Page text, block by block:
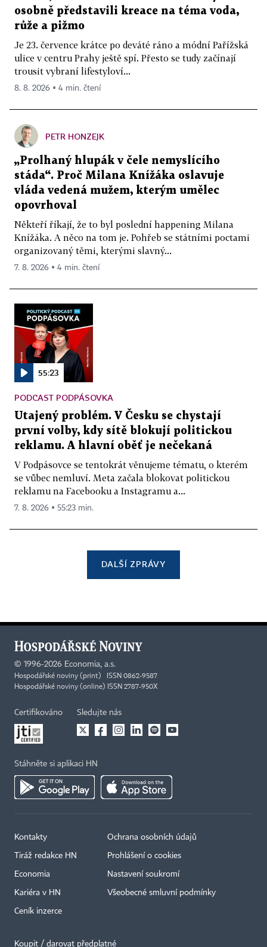
osobně představili kreace na téma voda,
růže a pižmo
Je 23. července krátce po deváté ráno a módní Pařížská
ulice v centru Prahy ještě spí. Přesto se tudy začínají
trousit vybraní lifestyloví...
8. 8. 2026 ▪ 4 min. čtení
PETR HONZEJK
„Prolhaný hlupák v čele nemyslícího
stáda“. Proč Milana Knížáka oslavuje
vláda vedená mužem, kterým umělec
opovrhoval
Někteří říkají, že to byl poslední happening Milana
Knížáka. A něco na tom je. Pohřeb se státními poctami
organizovaný těmi, kterými slavný...
7. 8. 2026 ▪ 4 min. čtení
55:23
PODCAST PODPÁSOVKA
Utajený problém. V Česku se chystají
první volby, kdy sítě blokují politickou
reklamu. A hlavní oběť je nečekaná
V Podpásovce se tentokrát věnujeme tématu, o kterém
se vůbec nemluví. Meta začala blokovat politickou
reklamu na Facebooku a Instagramu a...
7. 8. 2026 ▪ 55:23 min.
DALŠÍ ZPRÁVY
© 1996-2026 Economia, a.s.
Hospodářské noviny (print) ISSN 0862-9587
Hospodářské noviny (online) ISSN 2787-950X
Certifikováno Sledujte nás
Stáhněte si aplikaci HN
Kontakty
Tiráž redakce HN
Economia
Kariéra v HN
Ceník inzerce
Ochrana osobních údajů
Prohlášení o cookies
Nastavení soukromí
Všeobecné smluvní podmínky
Koupit / darovat předplatné